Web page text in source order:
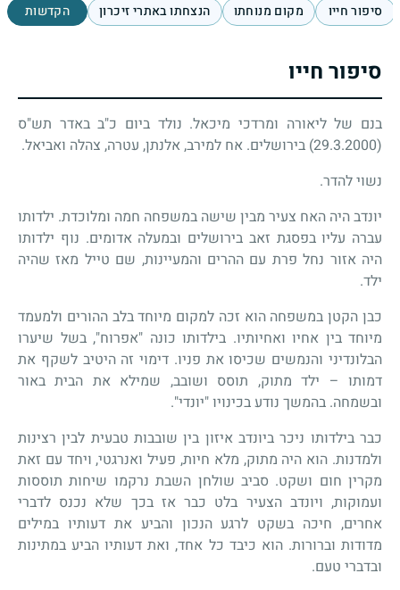
סיפור חייו מקום מנוחתו הנצחתו באתרי זיכרון הקדשות
סיפור חייו
בנם של ליאורה ומרדכי מיכאל. נולד ביום כ"ב באדר תש"ס
(29.3.2000) בירושלים. אח למירב, אלנתן, עטרה, צהלה ואביאל.
נשוי להדר.
יונדב היה האח צעיר מבין שישה במשפחה חמה ומלוכדת. ילדותו
עברה עליו בפסגת זאב בירושלים ובמעלה אדומים. נוף ילדותו
היה אזור נחל פרת עם ההרים והמעיינות, שם טייל מאז שהיה
ילד.
כבן הקטן במשפחה הוא זכה למקום מיוחד בלב ההורים ולמעמד
מיוחד בין אחיו ואחיותיו. בילדותו כונה "אפרוח", בשל שיערו
הבלונדיני והנמשים שכיסו את פניו. דימוי זה היטיב לשקף את
דמותו – ילד מתוק, תוסס ושובב, שמילא את הבית באור
ובשמחה. בהמשך נודע בכינויו "יונדי".
כבר בילדותו ניכר ביונדב איזון בין שובבות טבעית לבין רצינות
ולמדנות. הוא היה מתוק, מלא חיות, פעיל ואנרגטי, ויחד עם זאת
מקרין חום ושקט. סביב שולחן השבת נרקמו שיחות תוססות
ועמוקות, ויונדב הצעיר בלט כבר אז בכך שלא נכנס לדברי
אחרים, חיכה בשקט לרגע הנכון והביע את דעותיו במילים
מדודות וברורות. הוא כיבד כל אחד, ואת דעותיו הביע במתינות
ובדברי טעם.